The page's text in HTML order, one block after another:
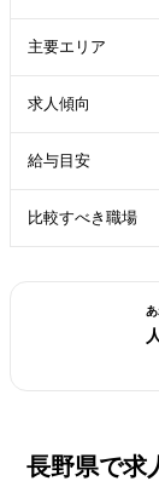
主要エリア
求人傾向
給与目安
比較すべき職場
長野県で求